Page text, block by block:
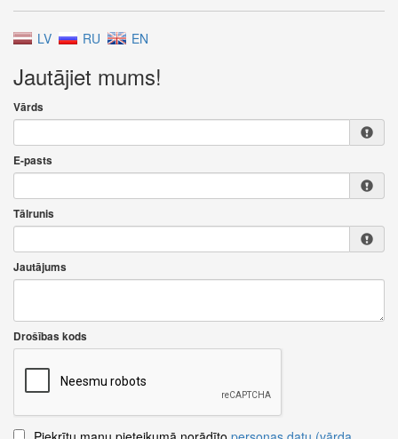
LV RU EN
Jautājiet mums!
Vārds
E-pasts
Tālrunis
Jautājums
Drošības kods